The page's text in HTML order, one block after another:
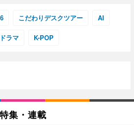
こだわりデスクツアー AI
ラマ K-POP
特集・連載